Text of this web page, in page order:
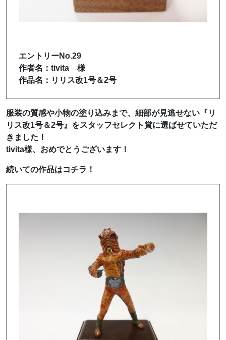
エントリーNo.29
作者名：tivita 様
作品名：リリス改1号＆2号
服装の質感や小物の塗り込みまで、細部が見逃せない『リ
リス改1号＆2号』をスタッフセレクト賞に選ばせていただ
きました！
tivita様、おめでとうございます！
続いての作品はコチラ！